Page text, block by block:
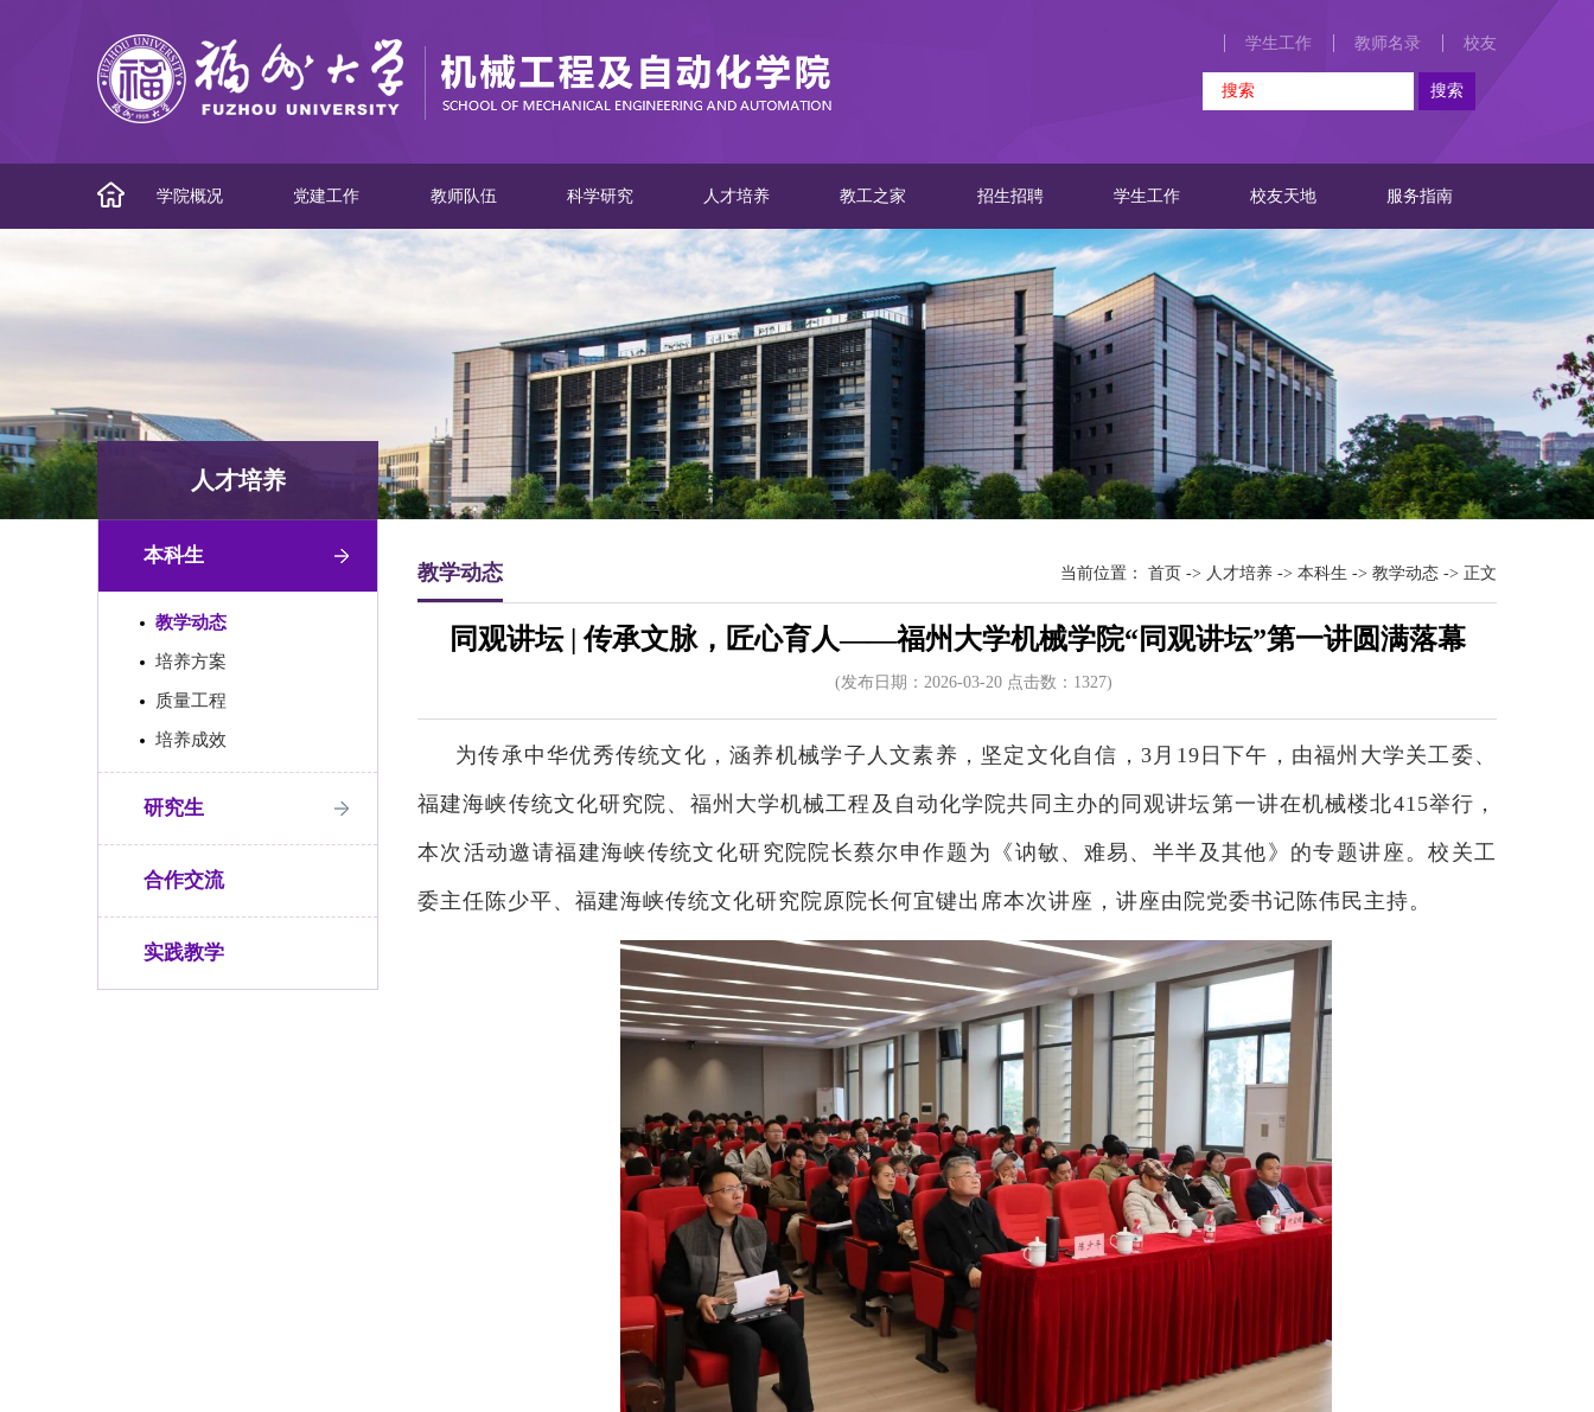
学生工作 教师名录 校友
学院概况 党建工作 教师队伍 科学研究 人才培养 教工之家 招生招聘 学生工作 校友天地 服务指南
人才培养
本科生
教学动态
培养方案
质量工程
培养成效
研究生
合作交流
实践教学
教学动态 当前位置： 首页 -> 人才培养 -> 本科生 -> 教学动态 -> 正文
同观讲坛 | 传承文脉，匠心育人——福州大学机械学院“同观讲坛”第一讲圆满落幕
(发布日期：2026-03-20 点击数： 1327)
为传承中华优秀传统文化，涵养机械学子人文素养，坚定文化自信，3月19日下午，由福州大学关工委、
福建海峡传统文化研究院、福州大学机械工程及自动化学院共同主办的同观讲坛第一讲在机械楼北415举行，
本次活动邀请福建海峡传统文化研究院院长蔡尔申作题为《讷敏、难易、半半及其他》的专题讲座。校关工
委主任陈少平、福建海峡传统文化研究院原院长何宜键出席本次讲座，讲座由院党委书记陈伟民主持。